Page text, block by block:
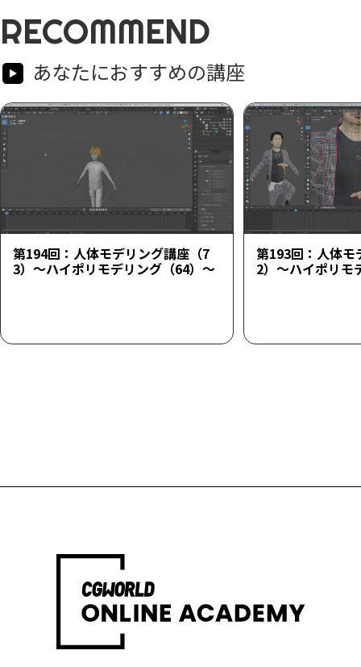
RECOMMEND
あなたにおすすめの講座
第194回：人体モデリング講座（7
3）～ハイポリモデリング（64）～
第193回：人体モ
2）～ハイポリモ